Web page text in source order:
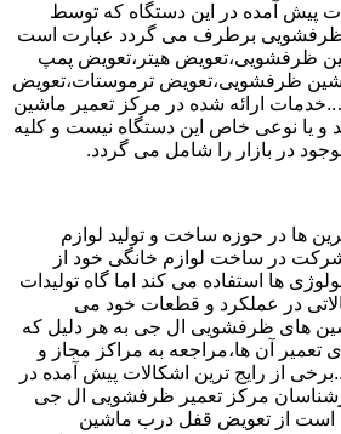
پیش آمده در این دستگاه که توسط
ظرفشویی برطرف می گردد عبارت است
ظرفشویی،تعویض هیتر،تعویض پمپ
ظرفشویی،تعویض ترموستات،تعویض
ارائه شده در مرکز تعمیر ماشین
یا نوعی خاص این دستگاه نیست و کلیه
در بازار را شامل می گردد.
ها در حوزه ساخت و تولید لوازم
در ساخت لوازم خانگی خود از
ها استفاده می کند اما گاه تولیدات
در عملکرد و قطعات خود می
های ظرفشویی ال جی به هر دلیل که
تعمیر آن ها،مراجعه به مراکز مجاز و
از رایج ترین اشکالات پیش آمده در
مرکز تعمیر ظرفشویی ال جی
از تعویض قفل درب ماشین